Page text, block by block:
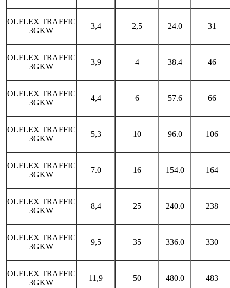
OLFLEX TRAFFIC
3GKW
3,4 2,5 24.0 31
OLFLEX TRAFFIC
3GKW
3,9 4 38.4 46
OLFLEX TRAFFIC
3GKW
4,4 6 57.6 66
OLFLEX TRAFFIC
3GKW
5,3 10 96.0 106
OLFLEX TRAFFIC
3GKW
7.0 16 154.0 164
OLFLEX TRAFFIC
3GKW
8,4 25 240.0 238
OLFLEX TRAFFIC
3GKW
9,5 35 336.0 330
OLFLEX TRAFFIC
3GKW
11,9 50 480.0 483